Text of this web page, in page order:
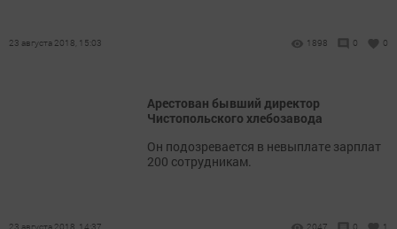
23 августа 2018, 15:03 1898 0 0
Арестован бывший директор
Чистопольского хлебозавода
Он подозревается в невыплате зарплат
200 сотрудникам.